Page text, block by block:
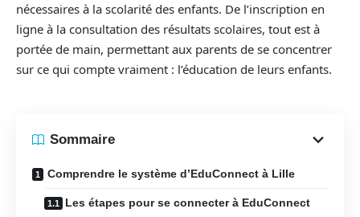
nécessaires à la scolarité des enfants. De l’inscription en
ligne à la consultation des résultats scolaires, tout est à
portée de main, permettant aux parents de se concentrer
sur ce qui compte vraiment : l’éducation de leurs enfants.
Sommaire
Comprendre le système d’EduConnect à Lille
Les étapes pour se connecter à EduConnect